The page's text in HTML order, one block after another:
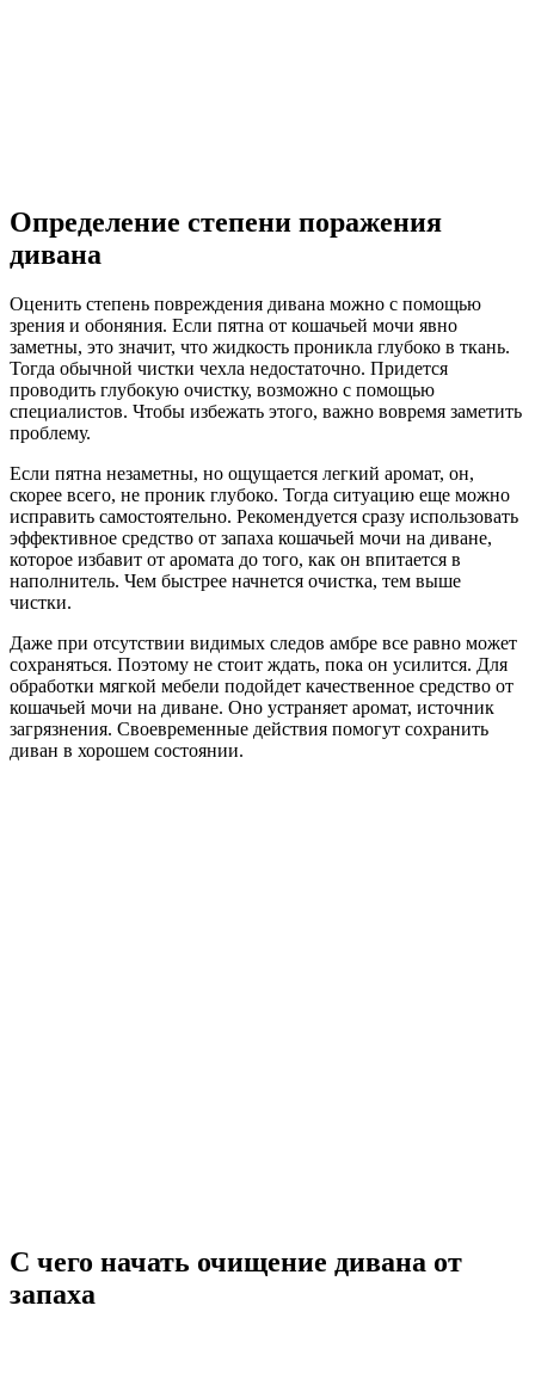
Определение степени поражения
дивана
Оценить степень повреждения дивана можно с помощью
зрения и обоняния. Если пятна от кошачьей мочи явно
заметны, это значит, что жидкость проникла глубоко в ткань.
Тогда обычной чистки чехла недостаточно. Придется
проводить глубокую очистку, возможно с помощью
специалистов. Чтобы избежать этого, важно вовремя заметить
проблему.
Если пятна незаметны, но ощущается легкий аромат, он,
скорее всего, не проник глубоко. Тогда ситуацию еще можно
исправить самостоятельно. Рекомендуется сразу использовать
эффективное средство от запаха кошачьей мочи на диване,
которое избавит от аромата до того, как он впитается в
наполнитель. Чем быстрее начнется очистка, тем выше
чистки.
Даже при отсутствии видимых следов амбре все равно может
сохраняться. Поэтому не стоит ждать, пока он усилится. Для
обработки мягкой мебели подойдет качественное средство от
кошачьей мочи на диване. Оно устраняет аромат, источник
загрязнения. Своевременные действия помогут сохранить
диван в хорошем состоянии.
С чего начать очищение дивана от
запаха